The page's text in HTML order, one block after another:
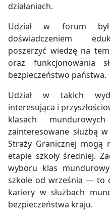
działaniach.
Udział w forum
doświadczeniem
poszerzyć wiedzę na
oraz funkcjonowania
bezpieczeństwo państwa.
Udział w takich
interesująca i
klasach
zainteresowane służbą
Straży Granicznej mogą
etapie szkoły średniej.
wyboru klas
szkole od września — to
kariery w służbach
bezpieczeństwa kraju.